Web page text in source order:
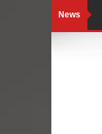
News